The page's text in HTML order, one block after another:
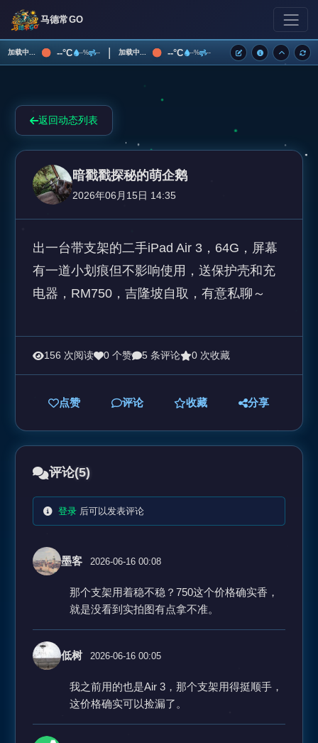
马德常GO
加载中... --°C --% -- | 加载中... --°C --% --
返回动态列表
暗戳戳探秘的萌企鹅
2026年06月15日 14:35
出一台带支架的二手iPad Air 3，64G，屏幕
有一道小划痕但不影响使用，送保护壳和充
电器，RM750，吉隆坡自取，有意私聊～
156 次阅读 0 个赞 5 条评论 0 次收藏
点赞 评论 收藏 分享
评论(5)
登录后可以发表评论
墨客 2026-06-16 00:08
那个支架用着稳不稳？750这个价格确实香，
就是没看到实拍图有点拿不准。
低树 2026-06-16 00:05
我之前用的也是Air 3，那个支架用得挺顺手，
这价格确实可以捡漏了。